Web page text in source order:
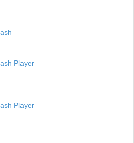
Player
Player